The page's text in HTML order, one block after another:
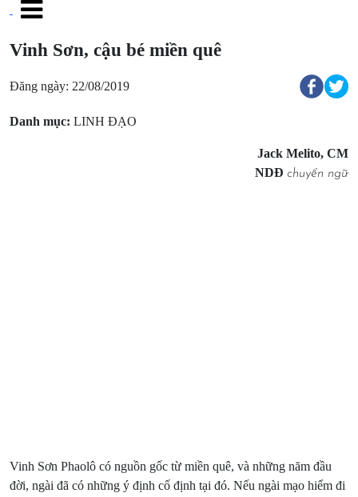
Vinh Sơn, cậu bé miền quê
Đăng ngày: 22/08/2019
Danh mục: LINH ĐẠO
Jack Melito, CM
NDĐ chuyển ngữ
Vinh Sơn Phaolô có nguồn gốc từ miền quê, và những năm đầu
đời, ngài đã có những ý định cố định tại đó. Nếu ngài mạo hiểm đi